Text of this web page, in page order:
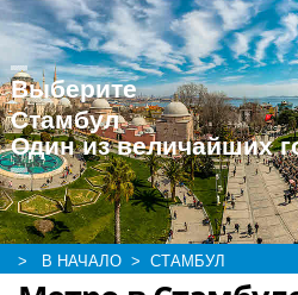
Выберите
Стамбул
Один из величайших
> В НАЧАЛО > СТАМБУЛ